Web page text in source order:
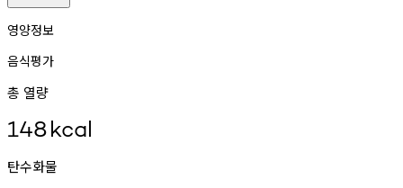
영양정보
음식평가
총 열량
148kcal
탄수화물